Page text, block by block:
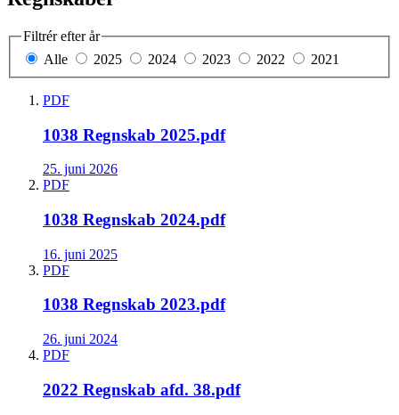
Filtrér efter år
Alle
2025 2024 2023 2022 2021
PDF
1038 Regnskab 2025.pdf
25. juni 2026
PDF
1038 Regnskab 2024.pdf
16. juni 2025
PDF
1038 Regnskab 2023.pdf
26. juni 2024
PDF
2022 Regnskab afd. 38.pdf